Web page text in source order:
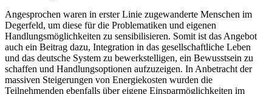
Angesprochen waren in erster Linie zugewanderte Menschen im
Degerfeld, um diese für die Problematiken und eigenen
Handlungsmöglichkeiten zu sensibilisieren. Somit ist das Angebot
auch ein Beitrag dazu, Integration in das gesellschaftliche Leben
und das deutsche System zu bewerkstelligen, ein Bewusstsein zu
schaffen und Handlungsoptionen aufzuzeigen. In Anbetracht der
massiven Steigerungen von Energiekosten wurden die
Teilnehmenden ebenfalls über eigene Einsparmöglichkeiten im